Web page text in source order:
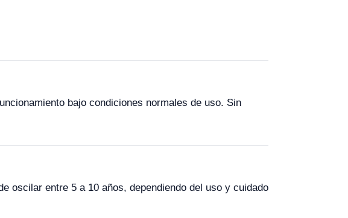
bajo condiciones normales de uso. Sin
oscilar entre 5 a 10 años, dependiendo del uso y cuidado